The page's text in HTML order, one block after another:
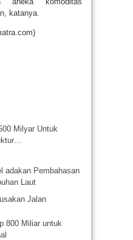
katanya.
Milyar Untuk
adakan Pembahasan
Laut
Jalan
800 Miliar untuk